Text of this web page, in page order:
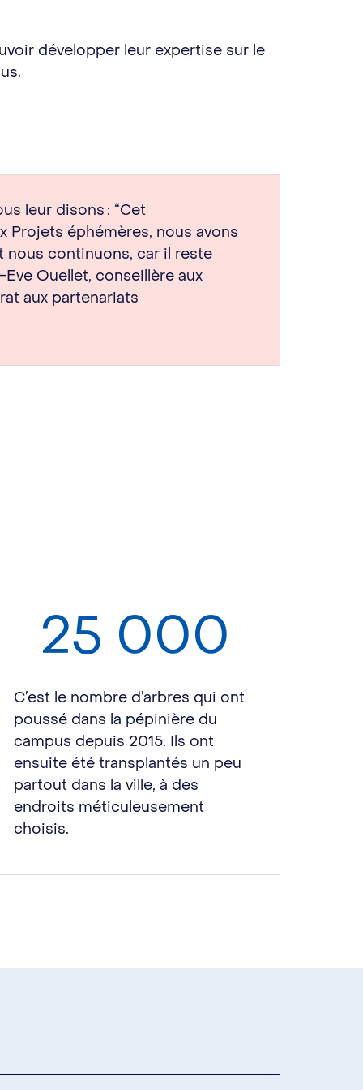
développer leur expertise sur le
leur disons : “Cet
Projets éphémères, nous avons
nous continuons, car il reste
Ouellet, conseillère aux
aux partenariats
25 000
C’est le nombre d’arbres qui ont
poussé dans la pépinière du
campus depuis 2015. Ils ont
ensuite été transplantés un peu
partout dans la ville, à des
endroits méticuleusement
choisis.